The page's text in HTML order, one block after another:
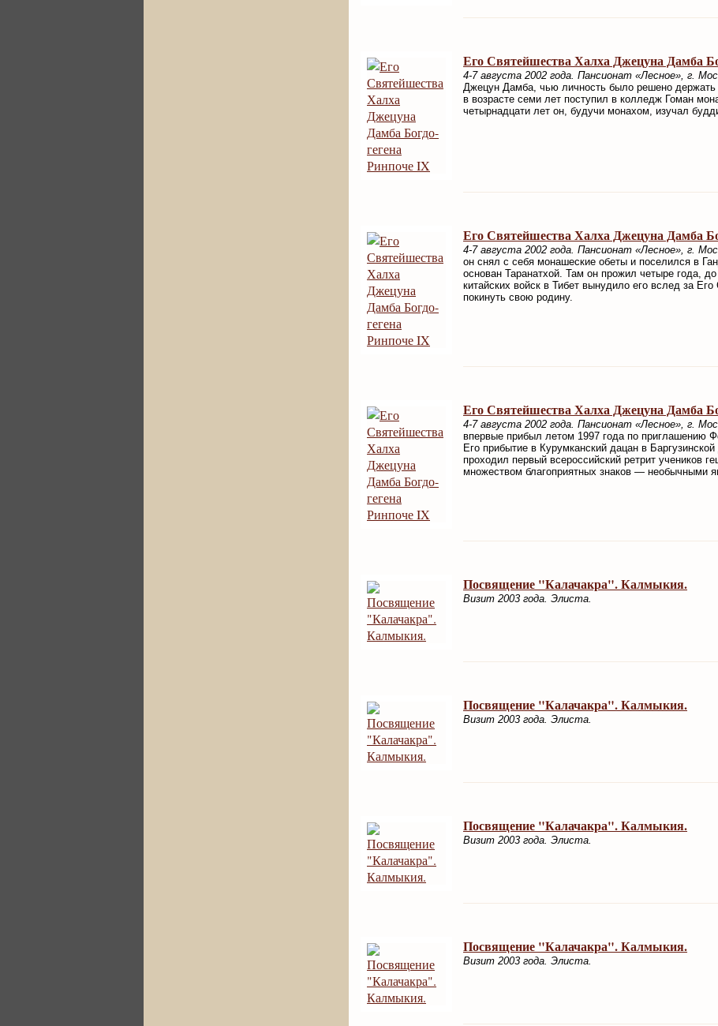
Его Святейшества Халха Джецуна Дамба
4-7 августа 2002 года. Пансионат «Лесное», г.
Джецун Дамба, чью личность было решено держать
в возрасте семи лет поступил в колледж Гоман
четырнадцати лет он, будучи монахом, изучал
Его Святейшества Халха Джецуна Дамба
4-7 августа 2002 года. Пансионат «Лесное», г.
он снял с себя монашеские обеты и поселился в
основан Таранатхой. Там он прожил четыре года,
китайских войск в Тибет вынудило его вслед за
покинуть свою родину.
Его Святейшества Халха Джецуна Дамба
4-7 августа 2002 года. Пансионат «Лесное», г.
впервые прибыл летом 1997 года по приглашению
Его прибытие в Курумканский дацан в
проходил первый всероссийский ретрит учеников
множеством благоприятных знаков — необычными
Посвящение "Калачакра". Калмыкия.
Визит 2003 года. Элиста.
Посвящение "Калачакра". Калмыкия.
Визит 2003 года. Элиста.
Посвящение "Калачакра". Калмыкия.
Визит 2003 года. Элиста.
Посвящение "Калачакра". Калмыкия.
Визит 2003 года. Элиста.